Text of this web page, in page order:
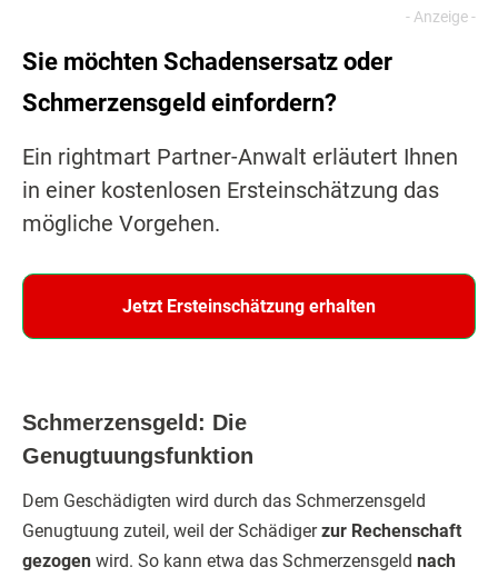
Sie möchten Schadensersatz oder
Schmerzensgeld einfordern?
Ein rightmart Partner-Anwalt erläutert Ihnen
in einer kostenlosen Ersteinschätzung das
mögliche Vorgehen.
Jetzt Ersteinschätzung erhalten
Schmerzensgeld: Die
Genugtuungsfunktion
Dem Geschädigten wird durch das Schmerzensgeld
Genugtuung zuteil, weil der Schädigerzur Rechenschaft
gezogen wird. So kann etwa das Schmerzensgeld nach